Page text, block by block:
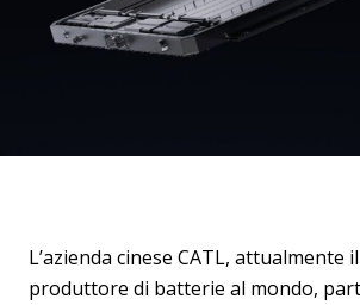
L’azienda cinese CATL, attualmente
produttore di batterie al mondo,